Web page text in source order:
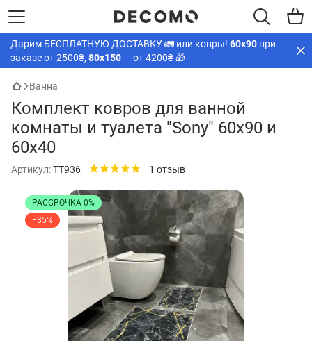
Дарим БЕСПЛАТНУЮ ДОСТАВКУ 🚛 или ковры! 60х90 при
заказе от 2500₴, 80х150 — от 4200₴ 🎁
Ванна
Комплект ковров для ванной
комнаты и туалета "Sony" 60х90 и
60х40
Артикул:TT936 1 отзыв
РАССРОЧКА 0%
−35%